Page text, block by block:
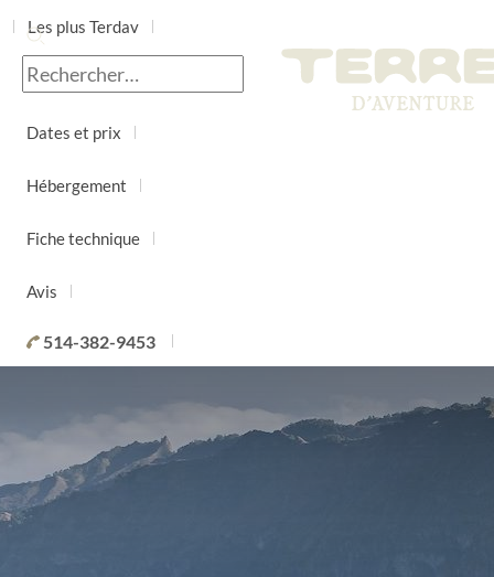
Les plus Terdav
Jour par jour
Dates et prix
Hébergement
Fiche technique
Avis
514-382-9453